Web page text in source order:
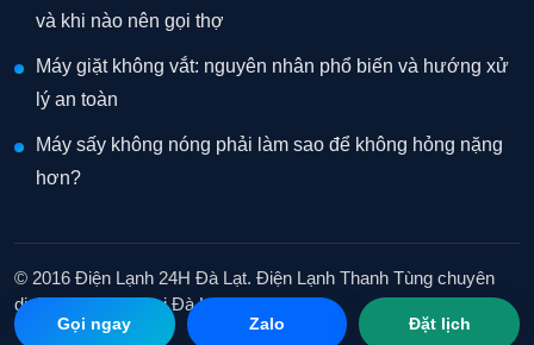
và khi nào nên gọi thợ
Máy giặt không vắt: nguyên nhân phổ biến và hướng xử
lý an toàn
Máy sấy không nóng phải làm sao để không hỏng nặng
hơn?
© 2016 Điện Lạnh 24H Đà Lạt. Điện Lạnh Thanh Tùng chuyên
dịch vụ điện lạnh tại Đà Lạt.
Gọi ngay
Zalo Đặt lịch